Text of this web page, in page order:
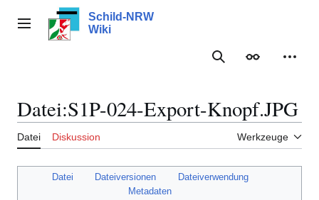
Inhalt
springenHauptmenü
Schild-NRW
Wiki
Suche
Datei:S1P-024-Export-Knopf.JPG
Datei Diskussion Werkzeuge
Datei Dateiversionen
Dateiverwendung
Metadaten